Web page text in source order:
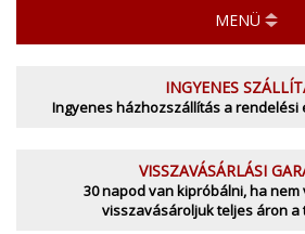
MENÜ
INGYENES
Ingyenes házhozszállítás a rendelési
VISSZAVÁSÁRLÁSI
30 napod van kipróbálni, ha nem
visszavásároljuk teljes áron a